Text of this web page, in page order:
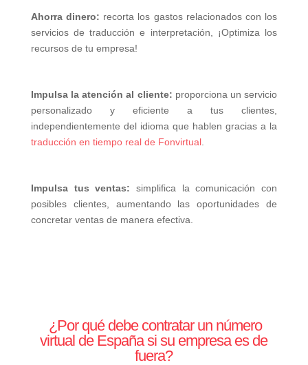
Ahorra dinero: recorta los gastos relacionados con los
servicios de traducción e interpretación, ¡Optimiza los
recursos de tu empresa!
Impulsa la atención al cliente: proporciona un servicio
personalizado y eficiente a tus clientes,
independientemente del idioma que hablen gracias a la
traducción en tiempo real de Fonvirtual.
Impulsa tus ventas: simplifica la comunicación con
posibles clientes, aumentando las oportunidades de
concretar ventas de manera efectiva.
¿Por qué debe contratar un número
virtual de España si su empresa es de
fuera?